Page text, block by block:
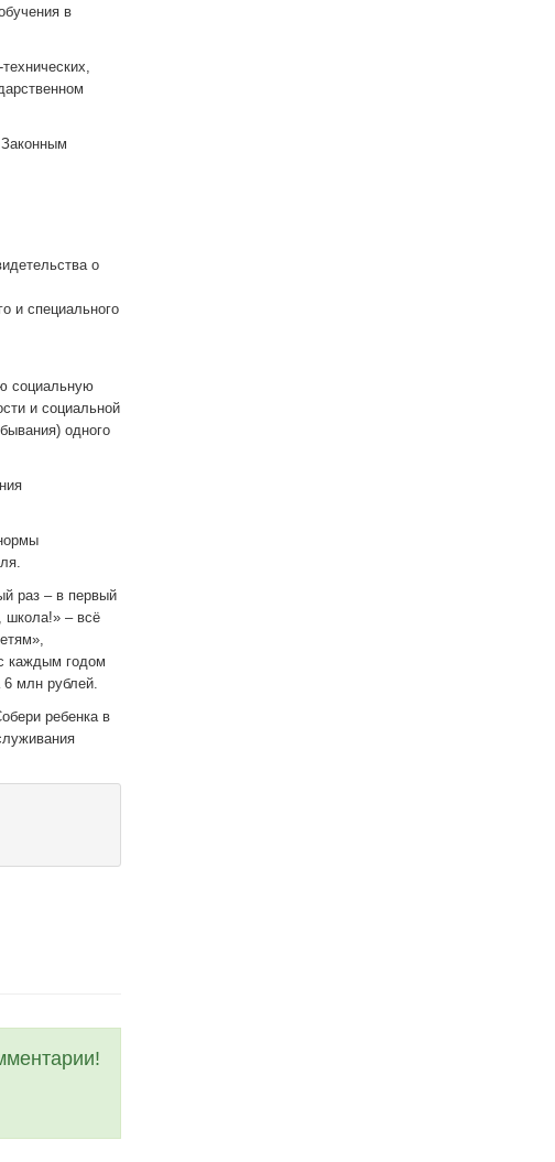
в
о
и специального
социальную
и социальной
одного
раз – в первый
школа!» – всё
каждым годом
млн рублей.
ребенка в